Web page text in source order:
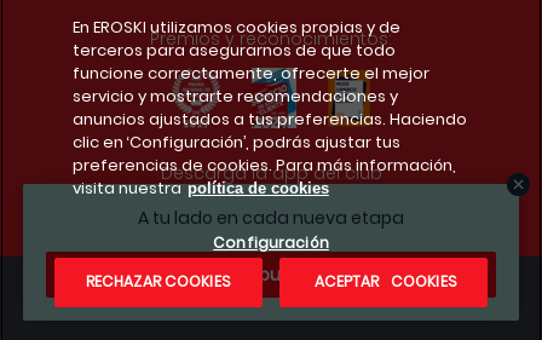
A tu lado en cada nueva etapa
¿Te apuntas?
Premios y reconocimientos:
Descarga la app del club
Condiciones legales
En EROSKI utilizamos cookies propias y de
terceros para asegurarnos de que todo
funcione correctamente, ofrecerte el mejor
servicio y mostrarte recomendaciones y
anuncios ajustados a tus preferencias. Haciendo
clic en ‘Configuración’, podrás ajustar tus
preferencias de cookies. Para más información,
visita nuestra política de cookies
Configuración
RECHAZAR COOKIES
ACEPTAR COOKIES